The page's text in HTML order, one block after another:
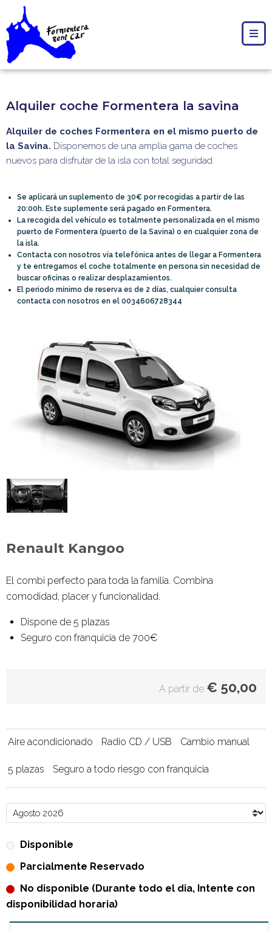
Alquiler coche Formentera la savina
Alquiler de coches Formentera en el mismo puerto de
la Savina. Disponemos de una amplia gama de coches
nuevos para disfrutar de la isla con total seguridad.
Se aplicará un suplemento de 30€ por recogidas a partir de las
20:00h. Este suplemente será pagado en Formentera.
La recogida del vehículo es totalmente personalizada en el mismo
puerto de Formentera (puerto de la Savina) o en cualquier zona de
la isla.
Contacta con nosotros vía telefónica antes de llegar a Formentera
y te entregamos el coche totalmente en persona sin necesidad de
buscar oficinas o realizar desplazamientos.
El periodo mínimo de reserva es de 2 días, cualquier consulta
contacta con nosotros en el 0034606728344
Renault Kangoo
El combi perfecto para toda la familia. Combina
comodidad, placer y funcionalidad.
Dispone de 5 plazas
Seguro con franquicia de 700€
A partir de € 50,00
Aire acondicionado Radio CD / USB Cambio manual
5 plazas Seguro a todo riesgo con franquicia
Disponible
Parcialmente Reservado
No disponible (Durante todo el dia, Intente con
disponibilidad horaria)